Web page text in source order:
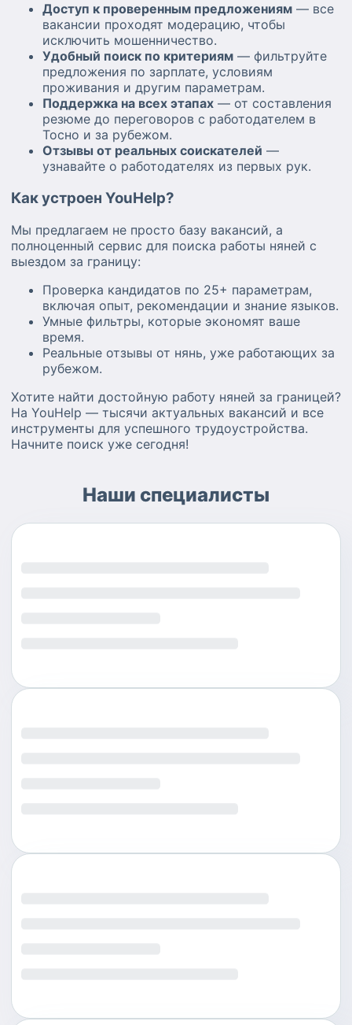
Доступ к проверенным предложениям — все
вакансии проходят модерацию, чтобы
исключить мошенничество.
Удобный поиск по критериям — фильтруйте
предложения по зарплате, условиям
проживания и другим параметрам.
Поддержка на всех этапах — от составления
резюме до переговоров с работодателем в
Тосно и за рубежом.
Отзывы от реальных соискателей —
узнавайте о работодателях из первых рук.
Как устроен YouHelp?
Мы предлагаем не просто базу вакансий, а
полноценный сервис для поиска работы няней с
выездом за границу:
Проверка кандидатов по 25+ параметрам,
включая опыт, рекомендации и знание языков.
Умные фильтры, которые экономят ваше
время.
Реальные отзывы от нянь, уже работающих за
рубежом.
Хотите найти достойную работу няней за границей?
На YouHelp — тысячи актуальных вакансий и все
инструменты для успешного трудоустройства.
Начните поиск уже сегодня!
Наши специалисты